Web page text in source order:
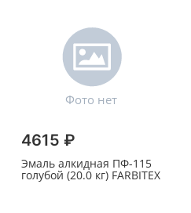
4615 ₽
Эмаль алкидная ПФ-115
голубой (20.0 кг) FARBITEX